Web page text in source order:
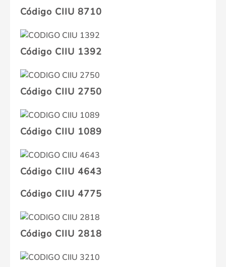
Código CIIU 8710
Código CIIU 1392
Código CIIU 2750
Código CIIU 1089
Código CIIU 4643
Código CIIU 4775
Código CIIU 2818